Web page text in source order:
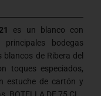
es un blanco con
bodegas
de Ribera del
toques especiados,
estuche de cartón y